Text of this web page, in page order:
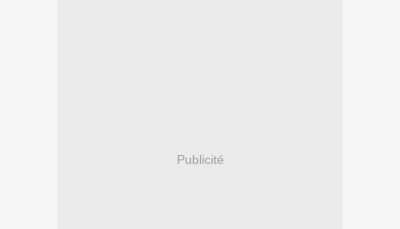
Publicité